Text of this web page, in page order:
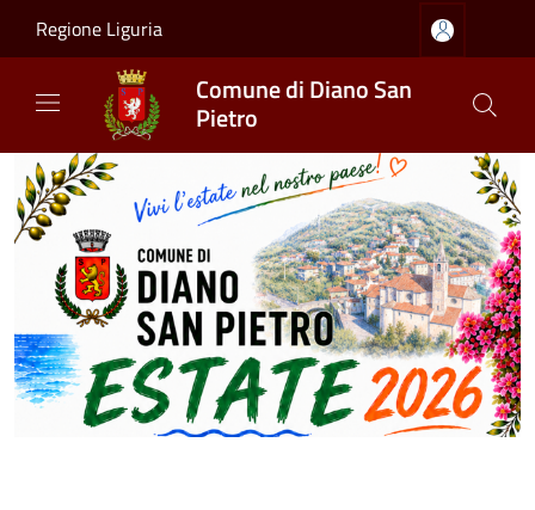
Regione Liguria
Comune di Diano San
Pietro